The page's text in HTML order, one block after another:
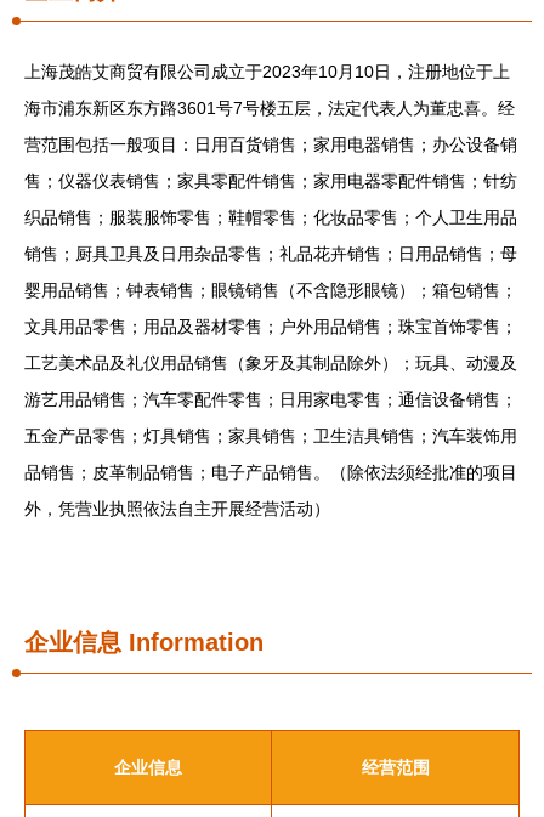
上海茂皓艾商贸有限公司成立于2023年10月10日，注册地位于上
海市浦东新区东方路3601号7号楼五层，法定代表人为董忠喜。经
营范围包括一般项目：日用百货销售；家用电器销售；办公设备销
售；仪器仪表销售；家具零配件销售；家用电器零配件销售；针纺
织品销售；服装服饰零售；鞋帽零售；化妆品零售；个人卫生用品
销售；厨具卫具及日用杂品零售；礼品花卉销售；日用品销售；母
婴用品销售；钟表销售；眼镜销售（不含隐形眼镜）；箱包销售；
文具用品零售；用品及器材零售；户外用品销售；珠宝首饰零售；
工艺美术品及礼仪用品销售（象牙及其制品除外）；玩具、动漫及
游艺用品销售；汽车零配件零售；日用家电零售；通信设备销售；
五金产品零售；灯具销售；家具销售；卫生洁具销售；汽车装饰用
品销售；皮革制品销售；电子产品销售。（除依法须经批准的项目
外，凭营业执照依法自主开展经营活动）
企业信息 Information
企业信息 经营范围